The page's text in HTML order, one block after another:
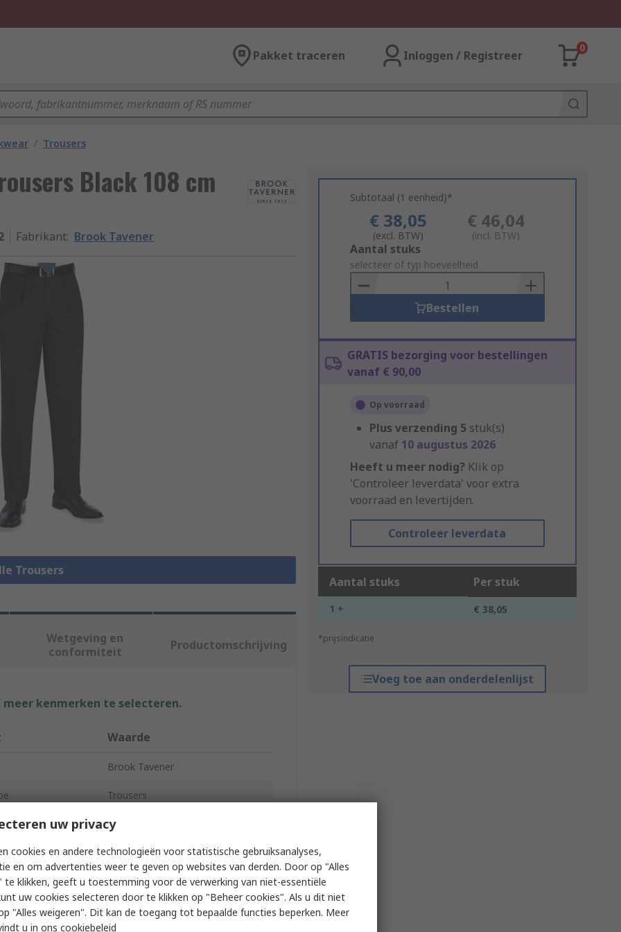
Pakket traceren Inloggen / Registreer
0
/ Trousers
Black 108 cm
Fabrikant: Brook Tavener
Trousers
Subtotaal (1 eenheid)*
€ 38,05
(excl. BTW)
€ 46,04
(incl. BTW)
Add
to
Basket
Aantal stuks
selecteer of typ hoeveelheid
Bestellen
GRATIS bezorging voor bestellingen
vanaf € 90,00
Op voorraad
Plus verzending 5 stuk(s)
vanaf 10 augustus 2026
Heeft u meer nodig? Klik op
'Controleer leverdata' voor extra
voorraad en levertijden.
Controleer leverdata
Aantal stuks Per stuk
1 + € 38,05
*prijsindicatie
Voeg toe aan onderdelenlijst
Wetgeving en
conformiteit
Productomschrijving
kenmerken te selecteren.
Waarde
Brook Tavener
Trousers
Men
Black
80cm
3
uw privacy
cookies en andere technologieën voor statistische gebruiksanalyses,
en om advertenties weer te geven op websites van derden. Door op "Alles
te klikken, geeft u toestemming voor de verwerking van niet-essentiële
uw cookies selecteren door te klikken op "Beheer cookies". Als u dit niet
"Alles weigeren". Dit kan de toegang tot bepaalde functies beperken. Meer
u in ons cookiebeleid